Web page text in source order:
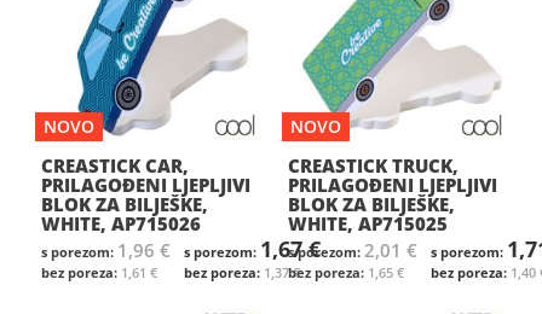
NOVO
CREASTICK CAR,
PRILAGOĐENI LJEPLJIVI
BLOK ZA BILJEŠKE,
WHITE, AP715026
1,96 €
1,61 €
1,67 €
1,37 €
NOVO
CREASTICK TRUCK,
PRILAGOĐENI LJEPLJIVI
BLOK ZA BILJEŠKE,
WHITE, AP715025
2,01 €
1,65 € 1,40